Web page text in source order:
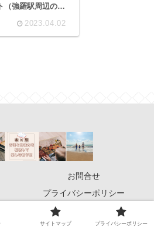
（強羅駅周辺の観
2023.04.02
お問合せ
プライバシーポリシー
想像力を駆使して楽しむ親子旅.
サイトマップ プライバシーポリシー